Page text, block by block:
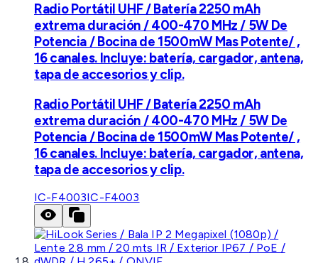
Radio Portátil UHF / Batería 2250 mAh
extrema duración / 400-470 MHz / 5W De
Potencia / Bocina de 1500mW Mas Potente/ ,
16 canales. Incluye: batería, cargador, antena,
tapa de accesorios y clip.
Radio Portátil UHF / Batería 2250 mAh
extrema duración / 400-470 MHz / 5W De
Potencia / Bocina de 1500mW Mas Potente/ ,
16 canales. Incluye: batería, cargador, antena,
tapa de accesorios y clip.
IC-F4003IC-F4003